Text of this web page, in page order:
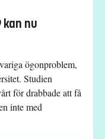
kan nu
ögonproblem,
Studien
för drabbade att få
inte med